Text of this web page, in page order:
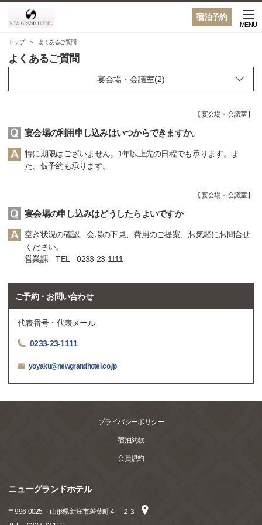
宿泊予約
MENU
トップ よくあるご質問
よくあるご質問
【宴会場・会議室】
宴会場の利用申し込みはいつからできますか。
特に期限はございません。1年以上先の日程でも承ります。ま
た、仮予約も承ります。
【宴会場・会議室】
宴会場の申し込みはどうしたらよいですか
空き状況の確認、会場の下見、費用のご提案、お気軽にお問合せ
ください。
営業課 TEL 0233-23-1111
ご予約・お問い合わせ
代表番号・代表メール
0233-23-1111
yoyaku@newgrandhotel.co.jp
プライバシーポリシー
宿泊約款
会員規約
ニューグランドホテル
〒996-0025
山形県新庄市若葉町４－２３